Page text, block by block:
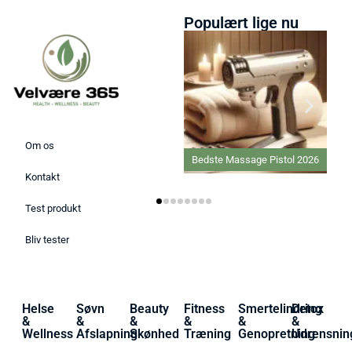
Om os
Kontakt
Test produkt
Bliv tester
Populært lige nu
Bedste Massage Pistol 2026
Helse
&
Wellness
Søvn
&
Afslapning
Beauty
&
Skønhed
Fitness
&
Træning
Smertelindring
&
Genopretning
Detox
&